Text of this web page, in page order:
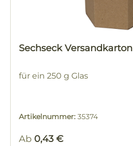
Sechseck Versandkarton
für ein 250 g Glas
Artikelnummer: 35374
Regulärer Preis:
Ab 0,43 €